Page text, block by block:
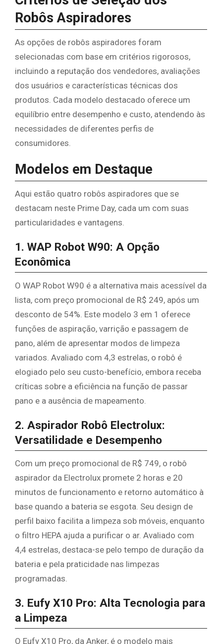
Robôs Aspiradores
As opções de robôs aspiradores foram
selecionadas com base em critérios rigorosos,
incluindo a reputação dos vendedores, avaliações
dos usuários e características técnicas dos
produtos. Cada modelo destacado oferece um
equilíbrio entre desempenho e custo, atendendo às
necessidades de diferentes perfis de
consumidores.
Modelos em Destaque
Aqui estão quatro robôs aspiradores que se
destacam neste Prime Day, cada um com suas
particularidades e vantagens.
1. WAP Robot W90: A Opção
Econômica
O WAP Robot W90 é a alternativa mais acessível da
lista, com preço promocional de R$ 249, após um
desconto de 54%. Este modelo 3 em 1 oferece
funções de aspiração, varrição e passagem de
pano, além de apresentar modos de limpeza
variados. Avaliado com 4,3 estrelas, o robô é
elogiado pelo seu custo-benefício, embora receba
críticas sobre a eficiência na função de passar
pano e a ausência de mapeamento.
2. Aspirador Robô Electrolux:
Versatilidade e Desempenho
Com um preço promocional de R$ 749, o robô
aspirador da Electrolux promete 2 horas e 20
minutos de funcionamento e retorno automático à
base quando a bateria se esgota. Seu design de
perfil baixo facilita a limpeza sob móveis, enquanto
o filtro HEPA ajuda a purificar o ar. Avaliado com
4,4 estrelas, destaca-se pelo tempo de duração da
bateria e pela praticidade nas limpezas
programadas.
3. Eufy X10 Pro: Alta Tecnologia para
a Limpeza
O Eufy X10 Pro, da Anker, é o modelo mais